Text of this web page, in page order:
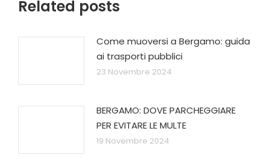
Related posts
Come muoversi a Bergamo: guida
ai trasporti pubblici
23 Novembre 2024
BERGAMO: DOVE PARCHEGGIARE
PER EVITARE LE MULTE
19 Novembre 2024